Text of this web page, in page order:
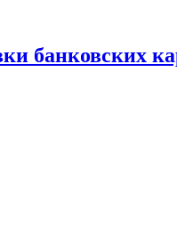
банковских